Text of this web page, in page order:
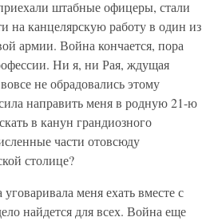
штабные офицеры, стали
на канцелярскую работу в один из
армии. Война кончается, пора
Ни я, ни Рая, ждущая
не обрадовались этому
направить меня в родную 21-ю
в канун грандиозного
части отовсюду
столице?
меня ехать вместе с
найдется для всех. Война еще